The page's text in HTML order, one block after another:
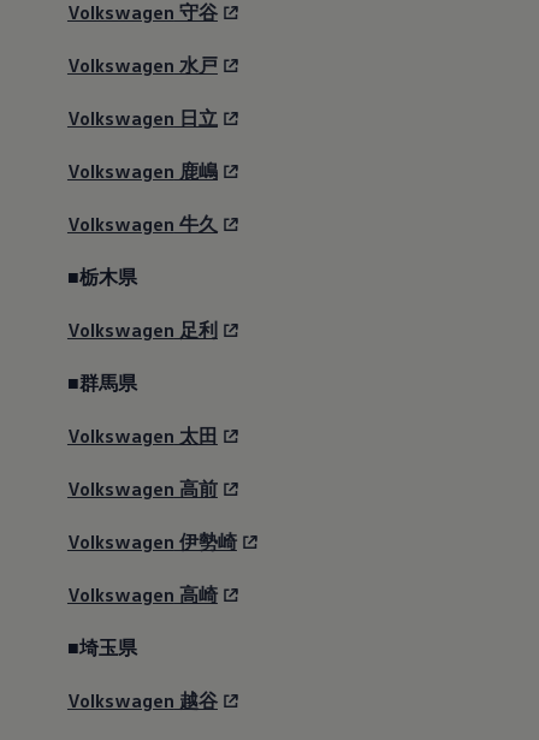
Volkswagen 守谷
Volkswagen 水戸
Volkswagen 日立
Volkswagen 鹿嶋
Volkswagen 牛久
■栃木県
Volkswagen 足利
■群馬県
Volkswagen 太田
Volkswagen 高前
Volkswagen 伊勢崎
Volkswagen 高崎
■埼玉県
Volkswagen 越谷